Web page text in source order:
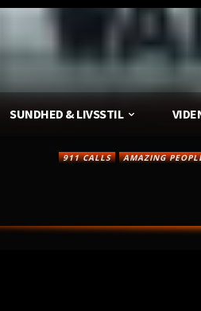
SUNDHED & LIVSSTIL
911 CALLS AMAZING